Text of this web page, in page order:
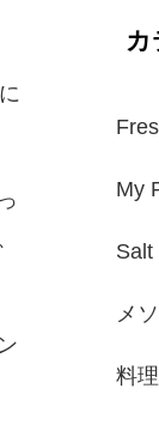
カ
My
Salt
メ
料理